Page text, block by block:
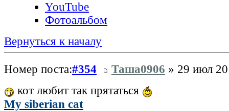
YouTube
Фотоальбом
Вернуться к началу
Номер поста:#354 Таша0906 » 29 июл
кот любит так прятаться
My siberian cat